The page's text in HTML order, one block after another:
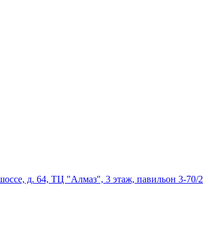
д. 64, ТЦ "Алмаз", 3 этаж, павильон 3-70/2